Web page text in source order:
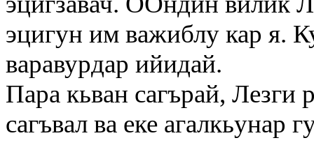
эцигун им важиблу кар я.
варавурдар ийидай.
Пара кьван сагърай, Лезги
сагъвал ва еке агалкьунар